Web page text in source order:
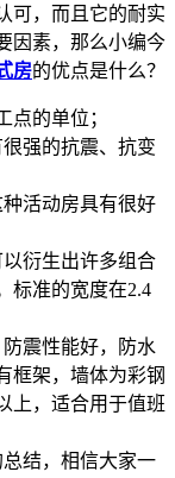
可，而且它的耐实
因素，那么小编今
房的优点是什么？
点的单位；
强的抗震、抗变
活动房具有很好
衍生出许多组合
标准的宽度在2.4
震性能好，防水
框架，墙体为彩钢
上，适合用于值班
结，相信大家一